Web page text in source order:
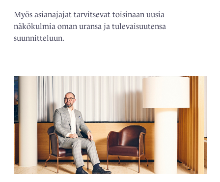
Myös asianajajat tarvitsevat toisinaan uusia
näkökulmia oman uransa ja tulevaisuutensa
suunnitteluun.